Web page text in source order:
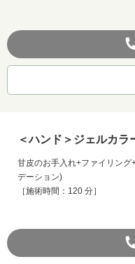
＜ハンド＞ジェルカラ
甘皮のお手入れ+ファイリン
デーション)
［施術時間：120 分］